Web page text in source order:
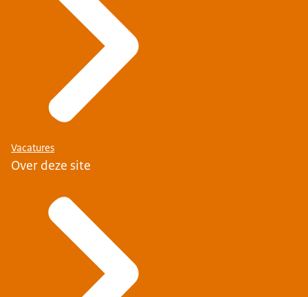
Vacatures
Over deze site